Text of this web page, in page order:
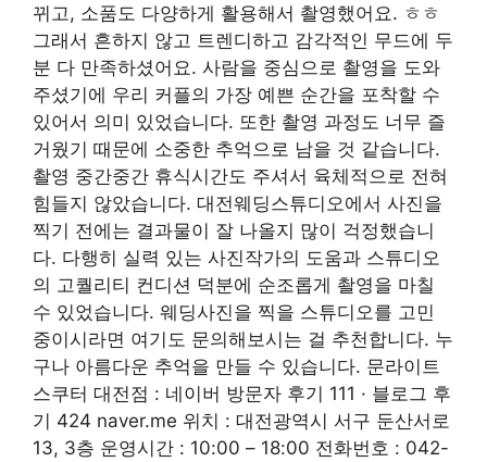
뀌고, 소품도 다양하게 활용해서 촬영했어요. ㅎㅎ
그래서 흔하지 않고 트렌디하고 감각적인 무드에 두
분 다 만족하셨어요. 사람을 중심으로 촬영을 도와
주셨기에 우리 커플의 가장 예쁜 순간을 포착할 수
있어서 의미 있었습니다. 또한 촬영 과정도 너무 즐
거웠기 때문에 소중한 추억으로 남을 것 같습니다.
촬영 중간중간 휴식시간도 주셔서 육체적으로 전혀
힘들지 않았습니다. 대전웨딩스튜디오에서 사진을
찍기 전에는 결과물이 잘 나올지 많이 걱정했습니
다. 다행히 실력 있는 사진작가의 도움과 스튜디오
의 고퀄리티 컨디션 덕분에 순조롭게 촬영을 마칠
수 있었습니다. 웨딩사진을 찍을 스튜디오를 고민
중이시라면 여기도 문의해보시는 걸 추천합니다. 누
구나 아름다운 추억을 만들 수 있습니다. 문라이트
스쿠터 대전점 : 네이버 방문자 후기 111 · 블로그 후
기 424 naver.me 위치 : 대전광역시 서구 둔산서로
13, 3층 운영시간 : 10:00 – 18:00 전화번호 : 042-